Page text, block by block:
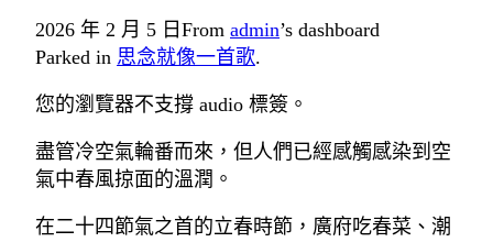
2026 年 2 月 5 日 From admin’s dashboard
Parked in 思念就像一首歌.
您的瀏覽器不支撐 audio 標簽。
盡管冷空氣輪番而來，但人們已經感觸感染到空
氣中春風掠面的溫潤。
在二十四節氣之首的立春時節，廣府吃春菜、潮